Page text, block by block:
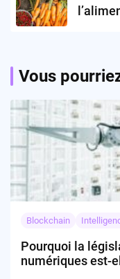
Vous
Blockchain
Pourquoi la
numériques est-